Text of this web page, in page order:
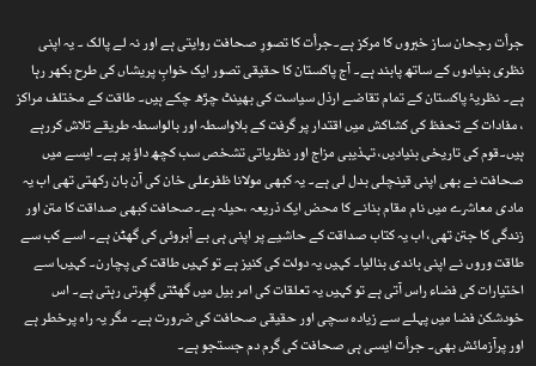
جرأت رجحان ساز خبروں کا مرکز ہے۔جرأت کا تصورِ صحافت روایتی ہے اور نہ لے پالک ۔ یہ اپنی
نظری بنیادوں کے ساتھ پابند ہے۔ آج پاکستان کا حقیقی تصور ایک خوابِ پریشاں کی طرح بکھر رہا
ہے۔ نظریۂ پاکستان کے تمام تقاضے ارذل سیاست کی بھینٹ چڑھ چکے ہیں۔ طاقت کے مختلف مراکز
، مفادات کے تحفظ کی کشاکش میں اقتدار پر گرفت کے بلاواسطہ اور بالواسطہ طریقے تلاش کررہے
ہیں۔قوم کی تاریخی بنیادیں، تہذیبی مزاج اور نظریاتی تشخص سب کچھ داؤ پر ہے۔ ایسے میں
صحافت نے بھی اپنی قینچلی بدل لی ہے۔ یہ کبھی مولانا ظفرعلی خان کی آن بان رکھتی تھی اب یہ
مادی معاشرے میں نام مقام بنانے کا محض ایک ذریعہ ،حیلہ ہے۔صحافت کبھی صداقت کا متن اور
زندگی کا جتن تھی، اب یہ کتاب صداقت کے حاشیے پر اپنی ہی بے آبروئی کی گھٹن ہے۔ اسے کب سے
طاقت وروں نے اپنی باندی بنالیا۔ کہیں یہ دولت کی کنیز ہے تو کہیں طاقت کی پچارن۔ کہیںا سے
اختیارات کی فضاء راس آتی ہے تو کہیں یہ تعلقات کی امر بیل میں گھٹتی گھِرتی رہتی ہے۔ اس
خودشکن فضا میں پہلے سے زیادہ سچی اور حقیقی صحافت کی ضرورت ہے۔ مگر یہ راہ پرخطر ہے
اور پرآزمائش بھی۔ جرأت ایسی ہی صحافت کی گرم دم جستجو ہے۔